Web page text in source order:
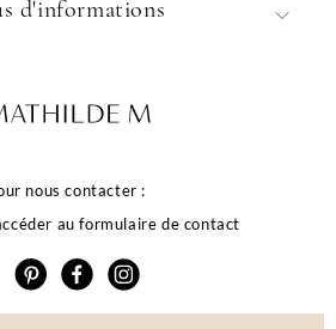
nous contacter :
au formulaire de contact
d'informations